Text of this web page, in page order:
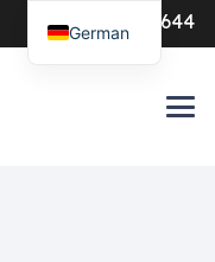
0547-386644
German